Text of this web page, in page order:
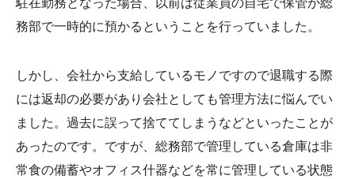
務部で一時的に預かるということを行っていました。
しかし、会社から支給しているモノですので退職する際
には返却の必要があり会社としても管理方法に悩んでい
ました。過去に誤って捨ててしまうなどといったことが
あったのです。ですが、総務部で管理している倉庫は非
常食の備蓄やオフィス什器などを常に管理している状態